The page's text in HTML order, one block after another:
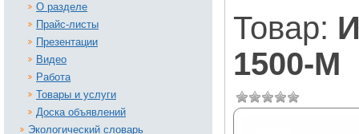
О разделе
Прайс-листы
Презентации
Видео
Работа
Товары и услуги
Доска объявлений
Экологический словарь
Товар:
1500-М